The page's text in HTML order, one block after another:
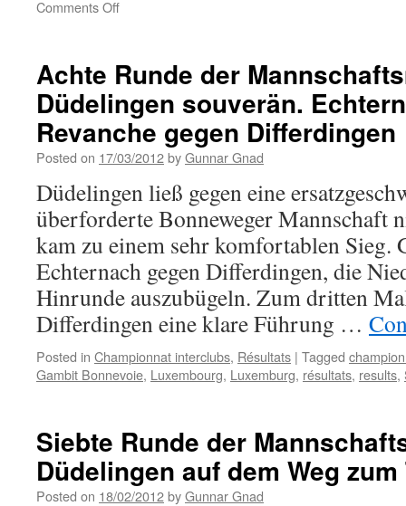
Comments Offon
Mannschaftsmeisterschaft
–
Echternach
siegt,
aber
Düdelingen
wird
Meister
Achte Runde der
Düdelingen souverän.
Revanche gegen Differdingen
Posted on 17/03/2012byGunnar Gnad
Düdelingen ließ gegen eine
überforderte Bonneweger Mannschaft
kam zu einem sehr komfortablen Sieg.
Echternach gegen Differdingen, die
Hinrunde auszubügeln. Zum dritten
Differdingen eine klare Führung …
Posted in Championnat interclubs, Résultats | Tagged
Gambit Bonnevoie, Luxembourg, Luxemburg, résultats, results,
Siebte Runde der
Düdelingen auf dem Weg
Posted on 18/02/2012byGunnar Gnad